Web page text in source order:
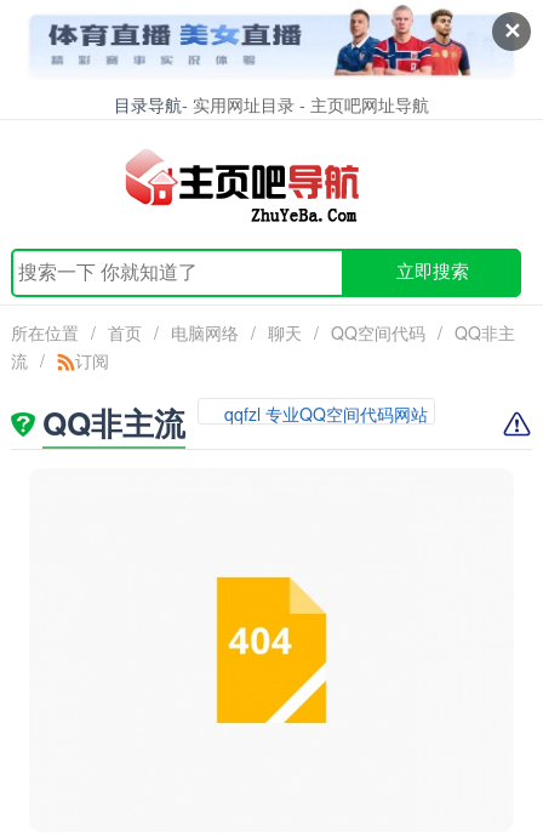
✕
目录导航- 实用网址目录 - 主页吧网址导航
立即搜索
所在位置 / 首页 / 电脑网络 / 聊天 / QQ空间代码 / QQ非主
流 / 订阅
QQ非主流 qqfzl 专业QQ空间代码网站